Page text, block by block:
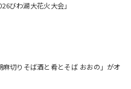
びわ湖大花火大会」
麻切りそば酒と肴とそば おおの」がオ